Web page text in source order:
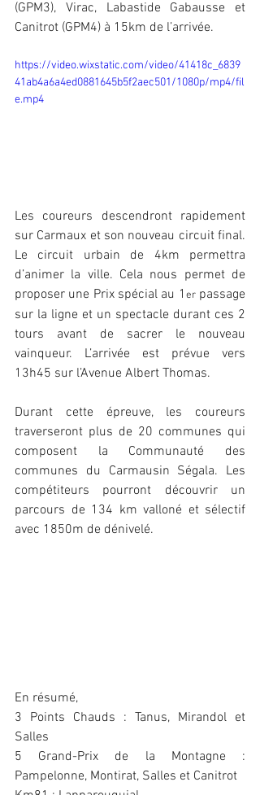
(GPM3), Virac, Labastide Gabausse et
Canitrot (GPM4) à 15km de l’arrivée.
https://video.wixstatic.com/video/41418c_6839
41ab4a6a4ed0881645b5f2aec501/1080p/mp4/fil
e.mp4
Les coureurs descendront rapidement
sur Carmaux et son nouveau circuit final.
Le circuit urbain de 4km permettra
d’animer la ville. Cela nous permet de
proposer une Prix spécial au 1 er passage
sur la ligne et un spectacle durant ces 2
tours avant de sacrer le nouveau
vainqueur. L’arrivée est prévue vers
13h45 sur l’Avenue Albert Thomas.
Durant cette épreuve, les coureurs
traverseront plus de 20 communes qui
composent la Communauté des
communes du Carmausin Ségala. Les
compétiteurs pourront découvrir un
parcours de 134 km valloné et sélectif
avec 1850m de dénivelé.
En résumé,
3 Points Chauds : Tanus, Mirandol et
Salles
5 Grand-Prix de la Montagne :
Pampelonne, Montirat, Salles et Canitrot